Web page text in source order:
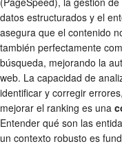
datos estructurados y el
asegura que el contenido
también perfectamente
búsqueda, mejorando la
web. La capacidad de
identificar y corregir
mejorar el ranking es una
Entender qué son las
un contexto robusto es